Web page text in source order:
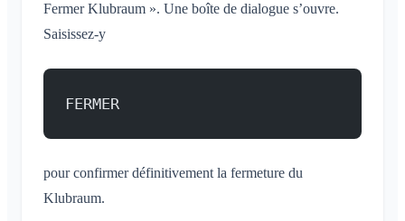
Autorisations d'accès de l'application
Fermer le compte
Inviter des membres
Renvoyer des invitations
Liste des membres
Demande d'adhésion sur le site de l'association
Fermer Klubraum ». Une boîte de dialogue s’ouvre.
Saisissez-y
FERMER
pour confirmer définitivement la fermeture du
Klubraum.